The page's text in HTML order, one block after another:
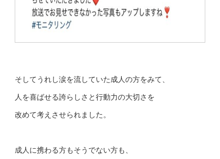
そしてうれし涙を流していた成人の方をみて、
人を喜ばせる誇らしさと行動力の大切さを
改めて考えさせられました。
成人に携わる方もそうでない方も、